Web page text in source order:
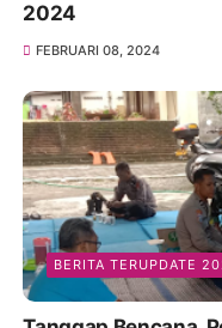
2024
FEBRUARI 08, 2024
BERITA TERUPDATE